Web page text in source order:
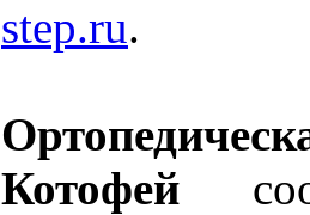
step.ru.
Котофей